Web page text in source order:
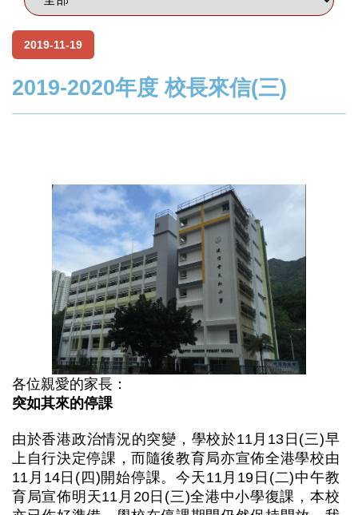
2019-11-19
2019-2020年度 校長來信(三)
各位親愛的家長：
突如其來的停課
由於香港政治情況的突變，學校於11月13日(三)早
上自行決定停課，而隨後教育局亦宣佈全港學校由
11月14日(四)開始停課。今天11月19日(二)中午教
育局宣佈明天11月20日(三)全港中小學復課，本校